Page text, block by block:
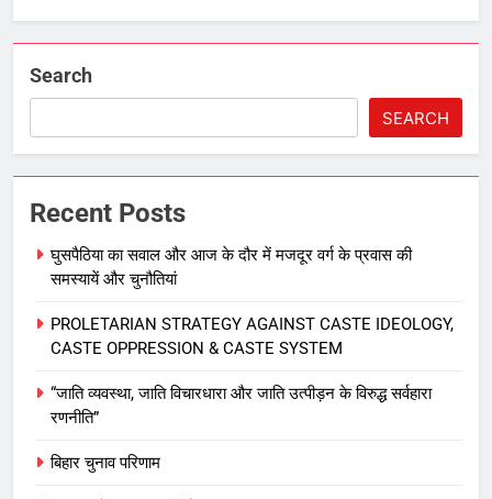
Search
SEARCH
Recent Posts
घुसपैठिया का सवाल और आज के दौर में मजदूर वर्ग के प्रवास की
समस्‍यायें और चुनौतियां
PROLETARIAN STRATEGY AGAINST CASTE IDEOLOGY,
CASTE OPPRESSION & CASTE SYSTEM
“जाति व्यवस्था, जाति विचारधारा और जाति उत्पीड़न के विरुद्ध सर्वहारा
रणनीति”
बिहार चुनाव परिणाम